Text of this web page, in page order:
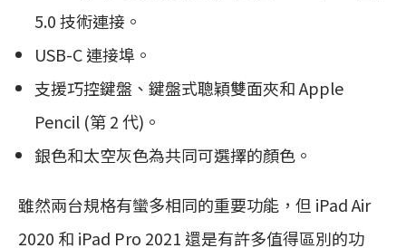
5.0 技術連接。
USB-C 連接埠。
支援巧控鍵盤、鍵盤式聰穎雙面夾和 Apple
Pencil (第 2 代)。
銀色和太空灰色為共同可選擇的顏色。
雖然兩台規格有蠻多相同的重要功能，但 iPad Air
2020 和 iPad Pro 2021 還是有許多值得區別的功